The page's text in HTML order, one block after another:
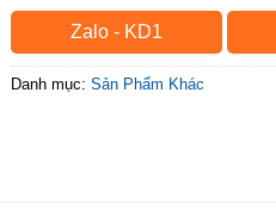
Zalo - KD1
Danh mục: Sản Phẩm Khác